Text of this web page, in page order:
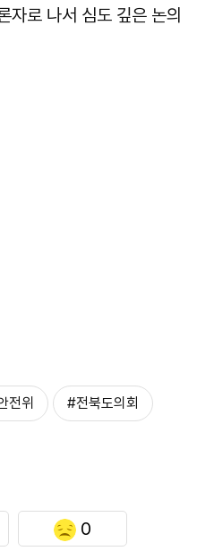
자로 나서 심도 깊은 논의
전위 #전북도의회
0